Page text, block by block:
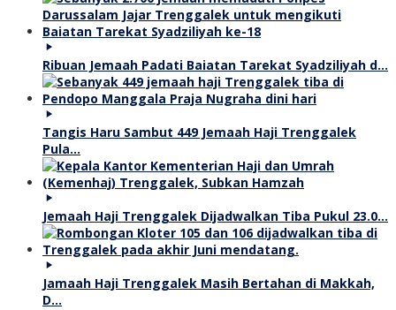
Ribuan Jemaah Padati Baiatan Tarekat Syadziliyah d…
Tangis Haru Sambut 449 Jemaah Haji Trenggalek
Pula…
Jemaah Haji Trenggalek Dijadwalkan Tiba Pukul 23.0…
Jamaah Haji Trenggalek Masih Bertahan di Makkah,
D…